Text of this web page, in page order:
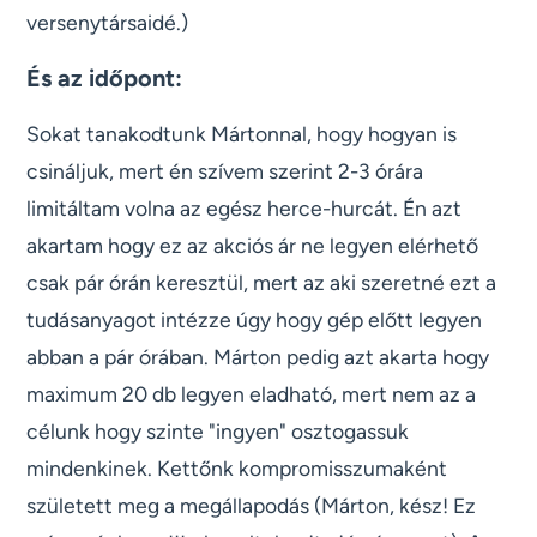
versenytársaidé.)
És az időpont:
Sokat tanakodtunk Mártonnal, hogy hogyan is
csináljuk, mert én szívem szerint 2-3 órára
limitáltam volna az egész herce-hurcát. Én azt
akartam hogy ez az akciós ár ne legyen elérhető
csak pár órán keresztül, mert az aki szeretné ezt a
tudásanyagot intézze úgy hogy gép előtt legyen
abban a pár órában. Márton pedig azt akarta hogy
maximum 20 db legyen eladható, mert nem az a
célunk hogy szinte "ingyen" osztogassuk
mindenkinek. Kettőnk kompromisszumaként
született meg a megállapodás (Márton, kész! Ez